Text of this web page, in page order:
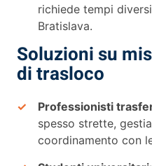
richiede tempi
Bratislava.
Soluzioni su
di trasloco
Professionisti
spesso strette,
coordinamento con